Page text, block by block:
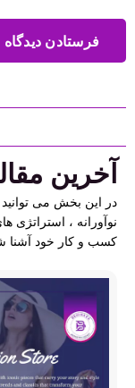
فرستادن دیدگاه
آخرین
در این بخش می توانید
نوآورانه ، استراتژی
کسب و کار خود آشنا